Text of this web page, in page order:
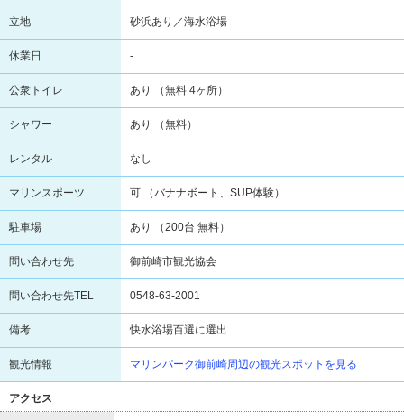
立地 砂浜あり／海水浴場
休業日 -
公衆トイレ あり （無料 4ヶ所）
シャワー あり （無料）
レンタル なし
マリンスポーツ 可 （バナナボート、SUP体験）
駐車場 あり （200台 無料）
問い合わせ先 御前崎市観光協会
問い合わせ先TEL 0548-63-2001
備考 快水浴場百選に選出
観光情報 マリンパーク御前崎周辺の観光スポットを見る
アクセス